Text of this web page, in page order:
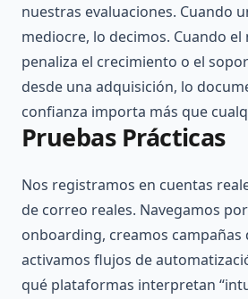
nuestras evaluaciones. Cuando
mediocre, lo decimos. Cuando
penaliza el crecimiento o el
desde una adquisición, lo
confianza importa más que
Pruebas Prácticas
Nos registramos en cuentas
de correo reales. Navegamos
onboarding, creamos campañas
activamos flujos de
qué plataformas interpretan